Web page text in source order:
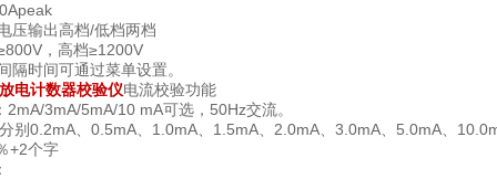
压输出高档/低档两档
，高档≥1200V
时间可通过菜单设置。
电计数器校验仪电流校验功能
3mA/5mA/10 mA可选，50Hz交流。
别0.2mA、0.5mA、1.0mA、1.5mA、2.0mA、3.0mA、5.0mA、
+2个字